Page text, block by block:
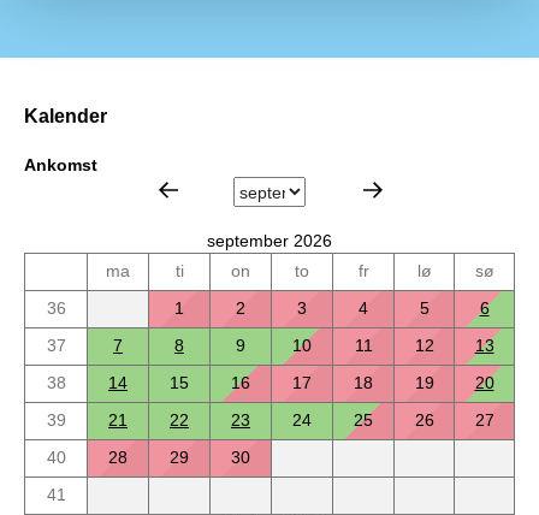
Kalender
Ankomst
september 2026
ma
ti on to fr lø
sø
36
1 2 3 4 5
6
37
7 8 9 10 11 12
13
38
14 15 16 17 18 19
20
39
21 22 23 24 25 26
27
40
28 29
30
41